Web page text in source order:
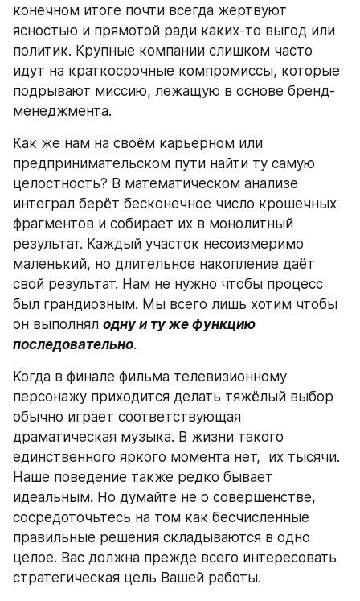
конечном итоге почти всегда жертвуют
ясностью и прямотой ради каких-то выгод или
политик. Крупные компании слишком часто
идут на краткосрочные компромиссы, которые
подрывают миссию, лежащую в основе бренд-
менеджмента.
Как же нам на своём карьерном или
предпринимательском пути найти ту самую
целостность? В математическом анализе
интеграл берёт бесконечное число крошечных
фрагментов и собирает их в монолитный
результат. Каждый участок несоизмеримо
маленький, но длительное накопление даёт
свой результат. Нам не нужно чтобы процесс
был грандиозным. Мы всего лишь хотим чтобы
он выполнял одну и ту же функцию
последовательно.
Когда в финале фильма телевизионному
персонажу приходится делать тяжёлый выбор
обычно играет соответствующая
драматическая музыка. В жизни такого
единственного яркого момента нет,  их тысячи.
Наше поведение также редко бывает
идеальным. Но думайте не о совершенстве,
сосредоточьтесь на том как бесчисленные
правильные решения складываются в одно
целое. Вас должна прежде всего интересовать
стратегическая цель Вашей работы.